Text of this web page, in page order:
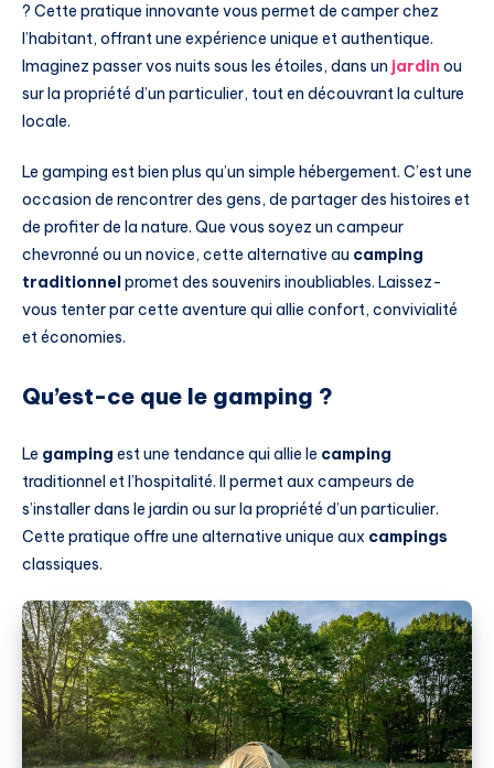
? Cette pratique innovante vous permet de camper chez
l’habitant, offrant une expérience unique et authentique.
Imaginez passer vos nuits sous les étoiles, dans un jardin ou
sur la propriété d’un particulier, tout en découvrant la culture
locale.
Le gamping est bien plus qu’un simple hébergement. C’est une
occasion de rencontrer des gens, de partager des histoires et
de profiter de la nature. Que vous soyez un campeur
chevronné ou un novice, cette alternative au camping
traditionnelpromet des souvenirs inoubliables. Laissez-
vous tenter par cette aventure qui allie confort, convivialité
et économies.
Qu’est-ce que le gamping ?
Le gamping est une tendance qui allie le camping
traditionnel et l’hospitalité. Il permet aux campeurs de
s’installer dans le jardin ou sur la propriété d’un particulier.
Cette pratique offre une alternative unique aux campings
classiques.